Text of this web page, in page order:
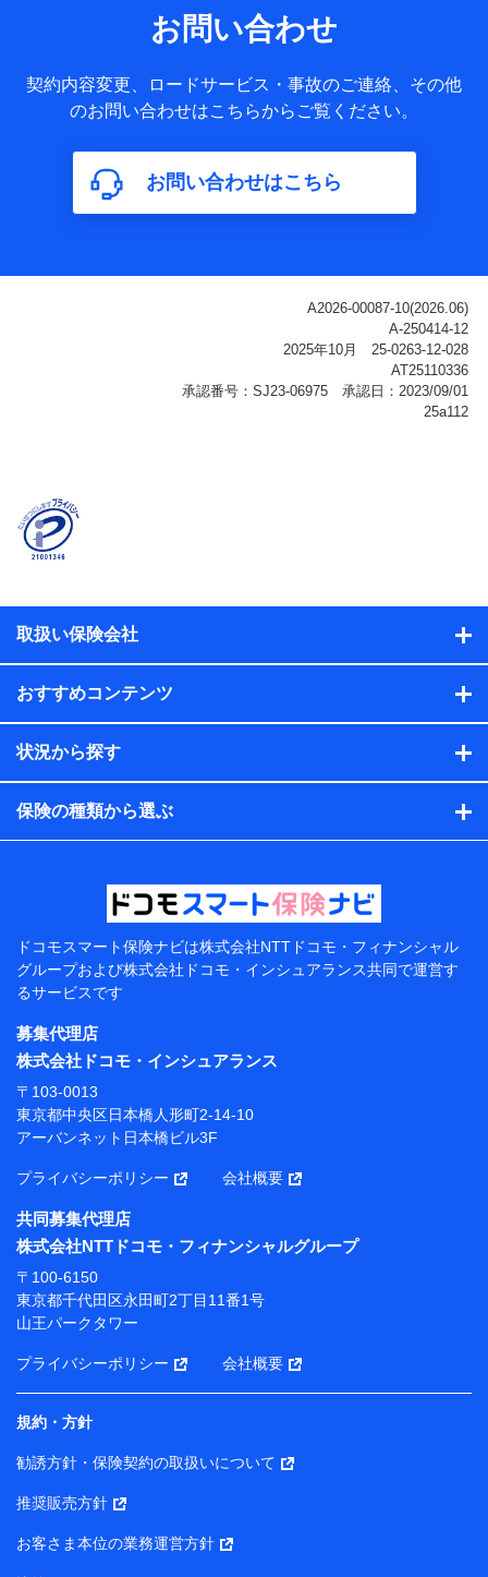
サービス提供等を通じて取得した、以下の情報などの個人デ
基本情報
氏名、電話番号、メールアドレス、お客さまの識別子、
属性、連絡先、dポイントサービスのご利用に関する情
構成、住所、dポイント残高、dポイント利用履歴などが
含まれます。
利用情報
ご契約状態・ご利用履歴インターネット利用時の行動に
関する情報、アプリケーション利用時の行動に関する情
報、購入されたサービスや商品の名称・購入場所・決済
に関する情報、アンケートの回答に関する情報などが含
名、住所、生年月日、性別、保険契約者と被保険者の関
係、保険加入の目的、保険商品の内容、保険料、保険料
のお支払方法、車のメーカーや走行距離などの情報、建
ル内容や送信履歴の情報及び保険の更改案内等を提供し
保険契約情報
当社または株式会社NTTドコモ・フィナンシャルグルー
プが取得し、又は保有する保険契約に関する情報。例と
して、保険契約者及び被保険者の氏名、住所、生年月
日、性別、保険契約者と被保険者の関係、保険加入の目
的、保険商品の内容、保険料、保険料のお支払方法、車
のメーカーや走行距離などの情報、建物の構造や築年数
などの情報、ペットの種類や年齢などの情報などが含ま
提供当事者から受領当事者が個人データを取得する方法
電子的・電磁的方法等
【共同して利用する者の範囲】
当社
株式会社NTTドコモ・フィナンシャルグループ
【利用目的】
当社または株式会社NTTドコモ・フィナンシャルグルー
プが提供する保険関連サービスにおけるユーザー登録受
付および管理のため
当社または株式会社NTTドコモ・フィナンシャルグルー
携会社の保険その他に関する情報を提供するため、また
維持管理等の委託業務遂行のため、またそれらに付帯、
関連する当社または株式会社NTTドコモ・フィナンシャ
ルグループおよび提携会社のサービスを案内、提供する
ため
（各サービスで取得したサービス利用履歴、ウェブサイ
トの閲覧履歴、購買履歴、ご契約内容等のパーソナルデ
ータを分析して、お客さまの趣味・嗜好・傾向に応じた
サービス・商品等に関するご提案や広告の配信等を行う
ことがあります。）
各種セミナーの開催のため
コンサルティングサービスの実施のため
アンケートやキャンペーン等の実施のため
上記に係る案内・手続き・管理等付帯業務を行うため
所・代表者名】
お問い合わせ
契約内容変更、ロードサービス・事故のご連絡、その他
のお問い合わせはこちらからご覧ください。
お問い合わせはこちら
取扱い保険会社
おすすめコンテンツ
状況から探す
保険の種類から選ぶ
ドコモスマート保険ナビは株式会社NTTドコモ・フィナンシャル
グループおよび株式会社ドコモ・インシュアランス共同で運営す
るサービスです
募集代理店
株式会社ドコモ・インシュアランス
〒103-0013
東京都中央区日本橋人形町2-14-10
アーバンネット日本橋ビル3F
プライバシーポリシー 会社概要
共同募集代理店
株式会社NTTドコモ・フィナンシャルグループ
〒100-6150
東京都千代田区永田町2丁目11番1号
山王パークタワー
プライバシーポリシー 会社概要
規約・方針
勧誘方針・保険契約の取扱いについて
推奨販売方針
お客さま本位の業務運営方針